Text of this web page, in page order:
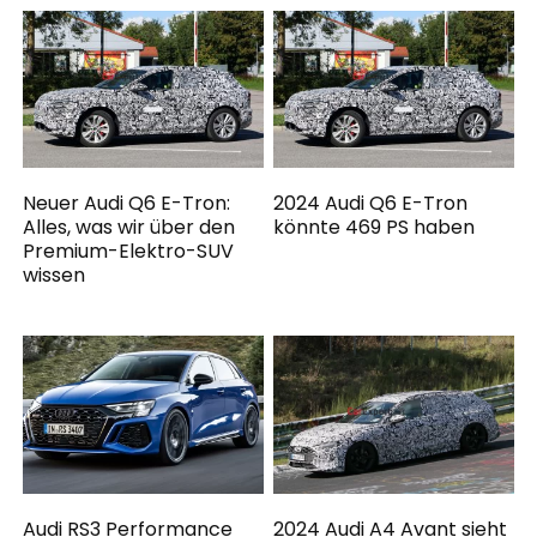
Neuer Audi Q6 E-Tron:
Alles, was wir über den
Premium-Elektro-SUV
wissen
2024 Audi Q6 E-Tron
könnte 469 PS haben
Audi RS3 Performance 2024 Audi A4 Avant sieht